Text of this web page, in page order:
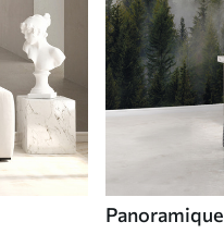
Panoramique